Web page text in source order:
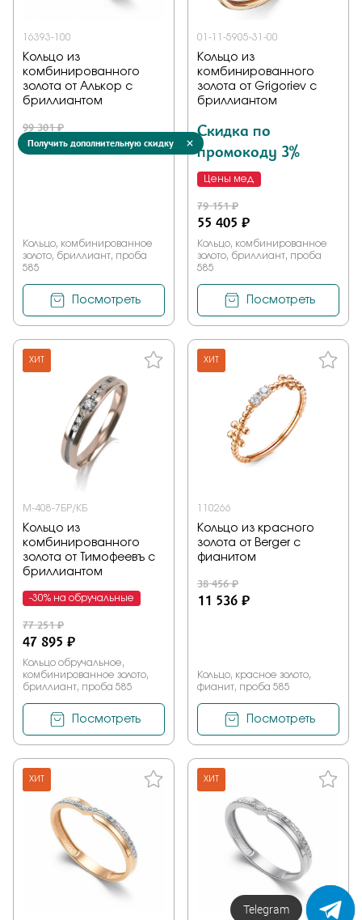
16393-100
Кольцо из
комбинированного
золота от Алькор с
бриллиантом
99 301 ₽
29 790 ₽
Кольцо, комбинированное
золото, бриллиант, проба
585
Посмотреть
01-11-5905-31-00
Кольцо из
комбинированного
золота от Grigoriev с
бриллиантом
Скидка по
промокоду 3%
Цены мед
79 151 ₽
55 405 ₽
Кольцо, комбинированное
золото, бриллиант, проба
585
Посмотреть
ХИТ
М-408-7БР/КБ
Кольцо из
комбинированного
золота от Тимофеевъ с
бриллиантом
-30% на обручальные
77 251 ₽
47 895 ₽
Кольцо обручальное,
комбинированное золото,
бриллиант, проба 585
Посмотреть
ХИТ
110266
Кольцо из красного
золота от Berger с
фианитом
38 456 ₽
11 536 ₽
Кольцо, красное золото,
фианит, проба 585
Посмотреть
ХИТ ХИТ
Получить дополнительную скидку
Напишите нам!